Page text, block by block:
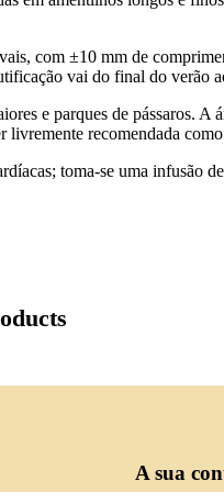
com ±10 mm de
vai do final do verão
e parques de pássaros.
recomendada
toma-se uma infusão
A sua